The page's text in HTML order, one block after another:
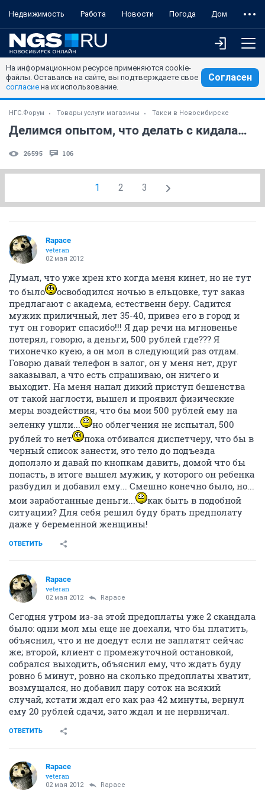
Недвижимость Работа Новости Погода Дом
На информационном ресурсе применяются cookie-
файлы. Оставаясь на сайте, вы подтверждаете свое
согласие на их использование.
Согласен
НГС.Форум Товары услуги магазины Такси в Новосибирске
Делимся опытом, что делать с кидалами?
26595 106
1 2 3
Rapace
veteran
02 мая 2012
Думал, что уже хрен кто когда меня кинет, но не тут
то было
освободился ночью в ельцовке, тут заказ
предлагают с академа, естественн беру. Садится
мужик приличный, лет 35-40, привез его в город и
тут он говорит спасибо!!! Я дар речи на мгновенье
потерял, говорю, а деньги, 500 рублей где??? Я
тихонечко куею, а он мол в следующий раз отдам.
Говорю давай телефон в залог, он у меня нет, друг
заказывал, а что есть спрашиваю, он ничего и
выходит. На меня напал дикий приступ бешенства
от такой наглости, вышел и проявил физические
меры воздействия, что бы мои 500 рублей ему на
зеленку ушли...
но облегчения не испытал, 500
рублей то нет
пока отбивался диспетчеру, что бы в
черный список занести, это тело до подъезда
доползло и давай по кнопкам давить, домой что бы
попасть, в итоге вышел мужик, у которого он ребенка
разбудил и добавил ему... Смешно конечно было, но...
мои заработанные деньги...
как быть в подобной
ситуации? Для себя решил буду брать предполату
даже у беременной женщины!
ОТВЕТИТЬ
Rapace
veteran
02 мая 2012 Rapace
Сегодня утром из-за этой предоплаты уже 2 скандала
было: одни мол мы еще не доехали, что бы платить,
объяснил, что и не доедут если не заплатят сейчас
же; второй, клиент с промежуточной остановкой,
собрался выходить, объяснил ему, что ждать буду
ровно 6 минут, ровно на сколько предоплаты хватит,
возмущался, но добавил пару соток на всякий
случай, кстати ждал его как раз 42 минуты, вернул
ему 20 рублей сдачи, зато ждал и не нервничал.
ОТВЕТИТЬ
Rapace
veteran
02 мая 2012 Rapace